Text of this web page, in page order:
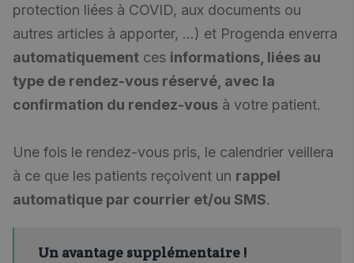
protection liées à COVID, aux documents ou
autres articles à apporter, ...) et Progenda enverra
automatiquement ces informations, liées au
type de rendez-vous réservé, avec la
confirmation du rendez-vous à votre patient.
Une fois le rendez-vous pris, le calendrier veillera
à ce que les patients reçoivent un rappel
automatique par courrier et/ou SMS.
Un avantage supplémentaire !